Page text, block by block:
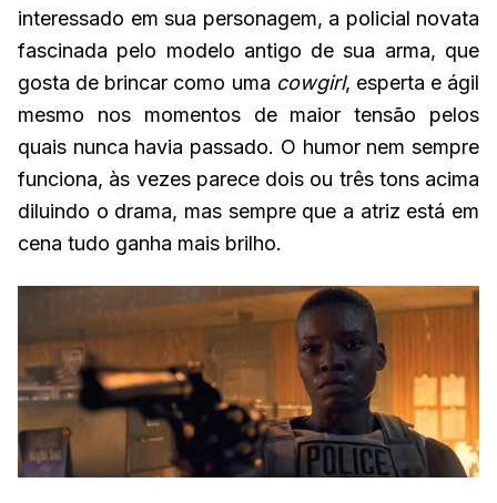
interessado em sua personagem, a policial novata
fascinada pelo modelo antigo de sua arma, que
gosta de brincar como uma cowgirl, esperta e ágil
mesmo nos momentos de maior tensão pelos
quais nunca havia passado. O humor nem sempre
funciona, às vezes parece dois ou três tons acima
diluindo o drama, mas sempre que a atriz está em
cena tudo ganha mais brilho.